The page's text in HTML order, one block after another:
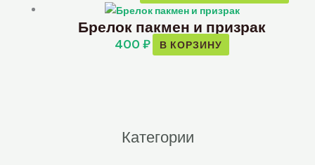
Брелок пакмен и призрак
400 ₽ В КОРЗИНУ
Категории